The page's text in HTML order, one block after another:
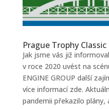
Prague Trophy
Jak jsme vás již
v roce 2020 uvést na
ENGINE GROUP další
více informací zde.
pandemii překazilo plány,